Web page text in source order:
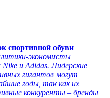
спортивной обуви
экономисты
и Adidas. Лидерские
гигантов могут
годы, так как их
конкуренты – бренды